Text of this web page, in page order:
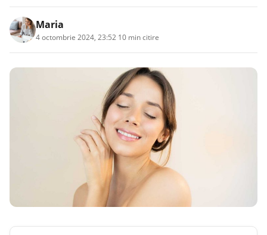
Maria
4 octombrie 2024, 23:52 10 min citire